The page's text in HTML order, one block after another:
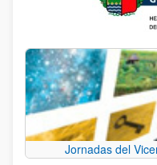
Jornadas del